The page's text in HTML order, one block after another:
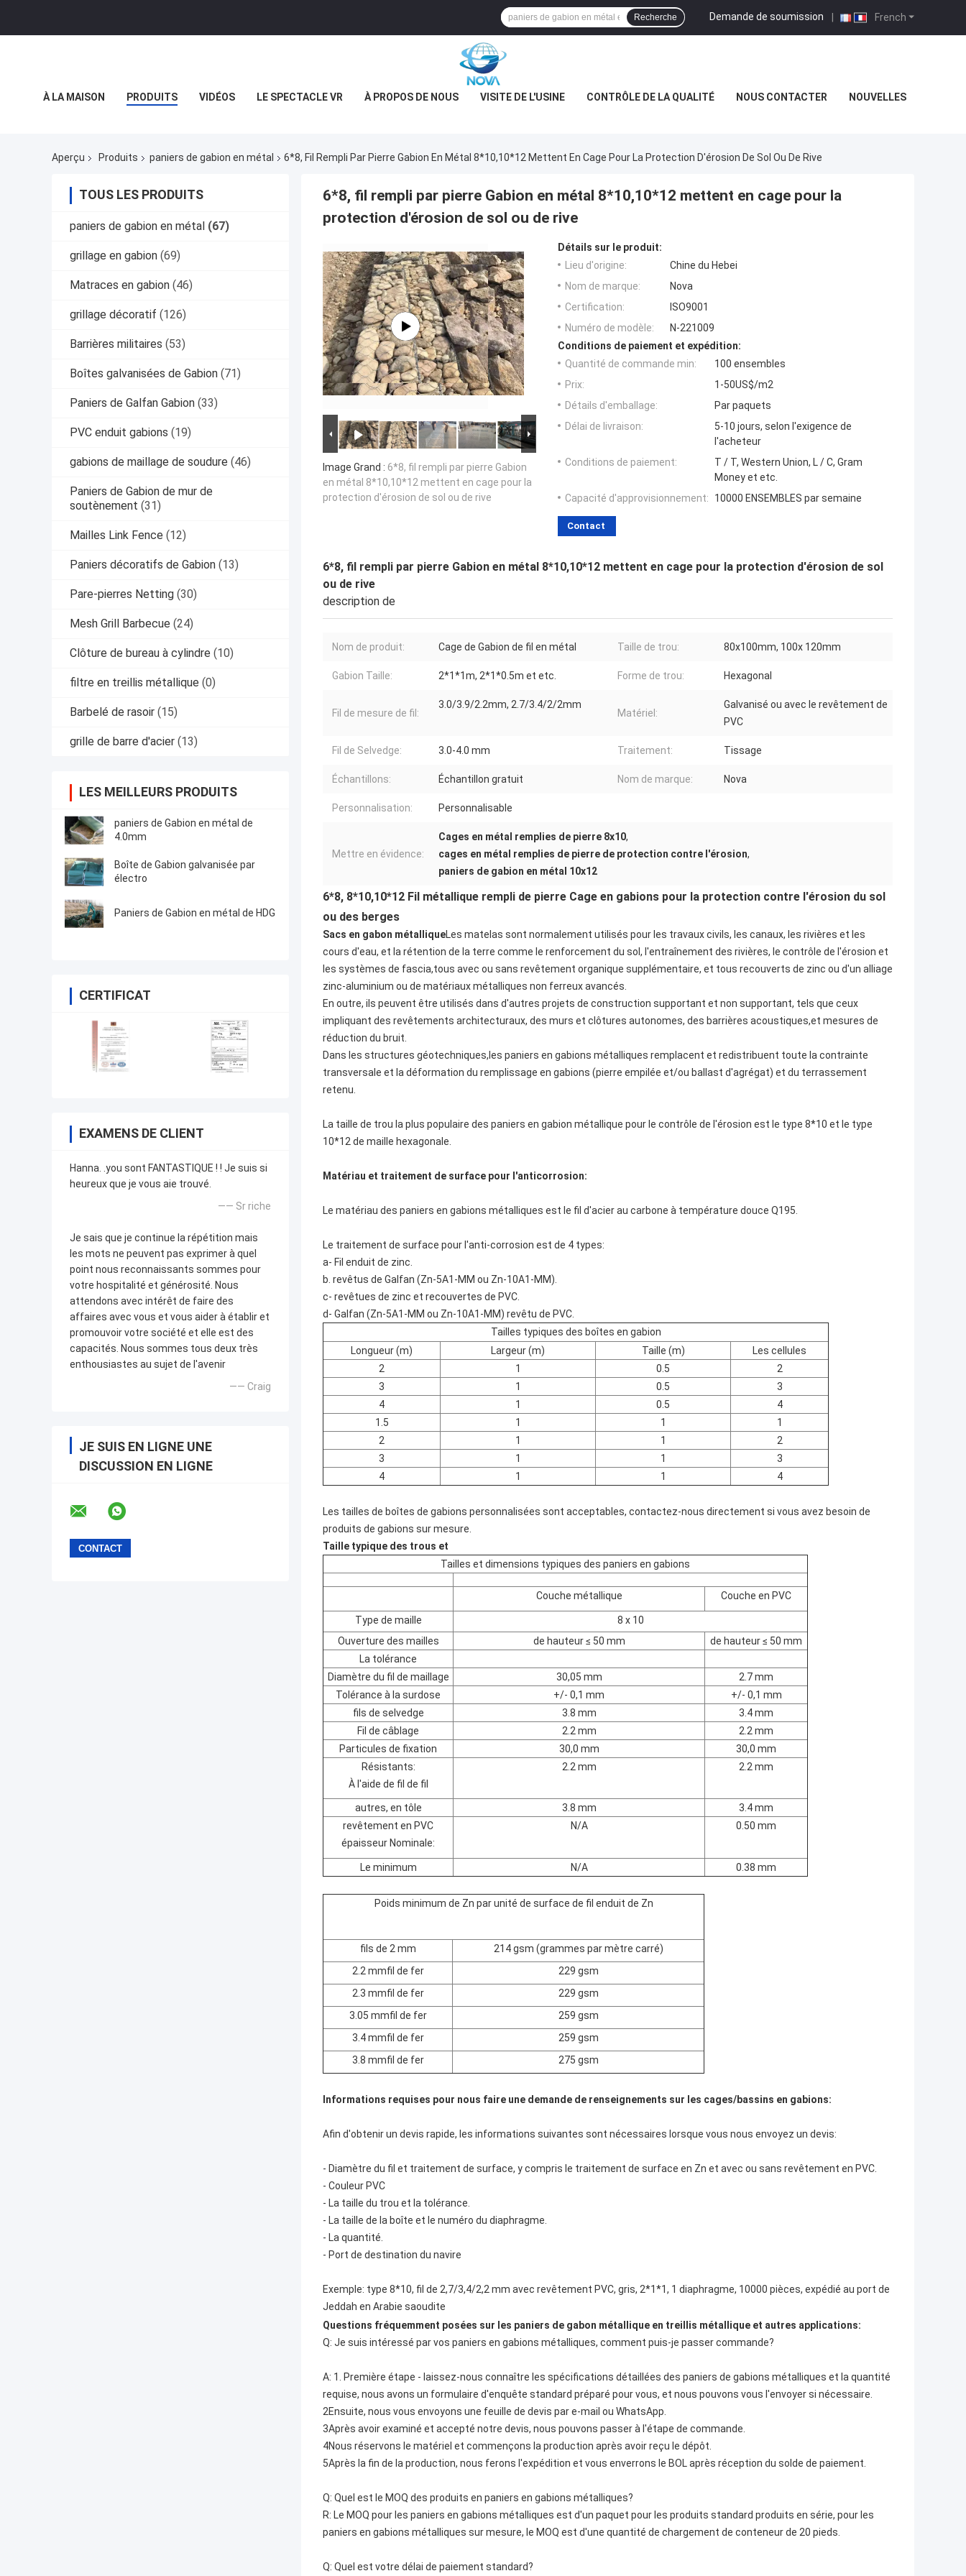
French
Demande de soumission |
Recherche
À LA MAISON PRODUITS VIDÉOS LE SPECTACLE VR À PROPOS DE NOUS VISITE DE L'USINE CONTRÔLE DE LA QUALITÉ NOUS CONTACTER NOUVELLES
Aperçu Produits paniers de gabion en métal 6*8, Fil Rempli Par Pierre Gabion En Métal 8*10,10*12 Mettent En Cage Pour La Protection D'érosion De Sol Ou De Rive
TOUS LES PRODUITS
paniers de gabion en métal (67)
grillage en gabion (69)
Matraces en gabion (46)
grillage décoratif (126)
Barrières militaires (53)
Boîtes galvanisées de Gabion (71)
Paniers de Galfan Gabion (33)
PVC enduit gabions (19)
gabions de maillage de soudure (46)
Paniers de Gabion de mur de
soutènement (31)
Mailles Link Fence (12)
Paniers décoratifs de Gabion (13)
Pare-pierres Netting (30)
Mesh Grill Barbecue (24)
Clôture de bureau à cylindre (10)
filtre en treillis métallique (0)
Barbelé de rasoir (15)
grille de barre d'acier (13)
LES MEILLEURS PRODUITS
paniers de Gabion en métal de
4.0mm
Boîte de Gabion galvanisée par
électro
Paniers de Gabion en métal de HDG
CERTIFICAT
EXAMENS DE CLIENT
Hanna. .you sont FANTASTIQUE ! ! Je suis si
heureux que je vous aie trouvé.
—— Sr riche
Je sais que je continue la répétition mais
les mots ne peuvent pas exprimer à quel
point nous reconnaissants sommes pour
votre hospitalité et générosité. Nous
attendons avec intérêt de faire des
affaires avec vous et vous aider à établir et
promouvoir votre société et elle est des
capacités. Nous sommes tous deux très
enthousiastes au sujet de l'avenir
—— Craig
JE SUIS EN LIGNE UNE
DISCUSSION EN LIGNE
6*8, fil rempli par pierre Gabion en métal 8*10,10*12 mettent en cage pour la
protection d'érosion de sol ou de rive
Image Grand : 6*8, fil rempli par pierre Gabion
en métal 8*10,10*12 mettent en cage pour la
protection d'érosion de sol ou de rive
Détails sur le produit:
Lieu d'origine:
Chine du Hebei
Nom de marque:
Nova
Certification:
ISO9001
Numéro de modèle:
N-221009
Conditions de paiement et expédition:
Quantité de commande min:
100 ensembles
Prix:
1-50US$/m2
Détails d'emballage:
Par paquets
Délai de livraison:
5-10 jours, selon l'exigence de
l'acheteur
Conditions de paiement:
T / T, Western Union, L / C, Gram
Money et etc.
Capacité d'approvisionnement:
10000 ENSEMBLES par semaine
Contact
6*8, fil rempli par pierre Gabion en métal 8*10,10*12 mettent en cage pour la protection d'érosion de sol
ou de rive
description de
Nom de produit: Cage de Gabion de fil en métal Taille de trou: 80x100mm, 100x 120mm
Gabion Taille: 2*1*1m, 2*1*0.5m et etc. Forme de trou: Hexagonal
Fil de mesure de fil:
3.0/3.9/2.2mm, 2.7/3.4/2/2mm
Matériel:
Galvanisé ou avec le revêtement de
PVC
Fil de Selvedge: 3.0-4.0 mm Traitement: Tissage
Échantillons: Échantillon gratuit Nom de marque: Nova
Personnalisation: Personnalisable
Mettre en évidence:
Cages en métal remplies de pierre 8x10,
cages en métal remplies de pierre de protection contre l'érosion,
paniers de gabion en métal 10x12
6*8, 8*10,10*12 Fil métallique rempli de pierre Cage en gabions pour la protection contre l'érosion du sol
ou des berges
Sacs en gabon métalliqueLes matelas sont normalement utilisés pour les travaux civils, les canaux, les rivières et les
cours d'eau, et la rétention de la terre comme le renforcement du sol, l'entraînement des rivières, le contrôle de l'érosion et
les systèmes de fascia,tous avec ou sans revêtement organique supplémentaire, et tous recouverts de zinc ou d'un alliage
zinc-aluminium ou de matériaux métalliques non ferreux avancés.
En outre, ils peuvent être utilisés dans d'autres projets de construction supportant et non supportant, tels que ceux
impliquant des revêtements architecturaux, des murs et clôtures autonomes, des barrières acoustiques,et mesures de
réduction du bruit.
Dans les structures géotechniques,les paniers en gabions métalliques remplacent et redistribuent toute la contrainte
transversale et la déformation du remplissage en gabions (pierre empilée et/ou ballast d'agrégat) et du terrassement
retenu.
La taille de trou la plus populaire des paniers en gabion métallique pour le contrôle de l'érosion est le type 8*10 et le type
10*12 de maille hexagonale.
Matériau et traitement de surface pour l'anticorrosion:
Le matériau des paniers en gabions métalliques est le fil d'acier au carbone à température douce Q195.
Le traitement de surface pour l'anti-corrosion est de 4 types:
a- Fil enduit de zinc.
b. revêtus de Galfan (Zn-5A1-MM ou Zn-10A1-MM).
c- revêtues de zinc et recouvertes de PVC.
d- Galfan (Zn-5A1-MM ou Zn-10A1-MM) revêtu de PVC.
Tailles typiques des boîtes en gabion
Longueur (m)
Largeur (m) Taille (m)
Les cellules
2
1 0.5
2
3
1 0.5
3
4
1 0.5
4
1.5
1 1
1
2
1 1
2
3
1 1
3
4
1 1 4
Les tailles de boîtes de gabions personnalisées sont acceptables, contactez-nous directement si vous avez besoin de
produits de gabions sur mesure.
Taille typique des trous et
Tailles et dimensions typiques des paniers en gabions
Couche métallique Couche en PVC
Type de maille
8 x 10
Ouverture des mailles
de hauteur ≤ 50 mm
de hauteur ≤ 50 mm
La tolérance
Diamètre du fil de maillage
30,05 mm
2.7 mm
Tolérance à la surdose
+/- 0,1 mm
+/- 0,1 mm
fils de selvedge
3.8 mm
3.4 mm
Fil de câblage
2.2 mm
2.2 mm
Particules de fixation
30,0 mm
30,0 mm
Résistants:
À l'aide de fil de fil
2.2 mm 2.2 mm
autres, en tôle 3.8 mm
3.4 mm
revêtement en PVC
épaisseur Nominale:
N/A 0.50 mm
Le minimum N/A 0.38 mm
Poids minimum de Zn par unité de surface de fil enduit de Zn
fils de 2 mm
214 gsm (grammes par mètre carré)
2.2 mmfil de fer
229 gsm
2.3 mmfil de fer
229 gsm
3.05 mmfil de fer
259 gsm
3.4 mmfil de fer
259 gsm
3.8 mmfil de fer 275 gsm
Informations requises pour nous faire une demande de renseignements sur les cages/bassins en gabions:
Afin d'obtenir un devis rapide, les informations suivantes sont nécessaires lorsque vous nous envoyez un devis:
- Diamètre du fil et traitement de surface, y compris le traitement de surface en Zn et avec ou sans revêtement en PVC.
- Couleur PVC
- La taille du trou et la tolérance.
- La taille de la boîte et le numéro du diaphragme.
- La quantité.
- Port de destination du navire
Exemple: type 8*10, fil de 2,7/3,4/2,2 mm avec revêtement PVC, gris, 2*1*1, 1 diaphragme, 10000 pièces, expédié au port de
Jeddah en Arabie saoudite
Questions fréquemment posées sur les paniers de gabon métallique en treillis métallique et autres applications:
Q: Je suis intéressé par vos paniers en gabions métalliques, comment puis-je passer commande?
A: 1. Première étape - laissez-nous connaître les spécifications détaillées des paniers de gabions métalliques et la quantité
requise, nous avons un formulaire d'enquête standard préparé pour vous, et nous pouvons vous l'envoyer si nécessaire.
2Ensuite, nous vous envoyons une feuille de devis par e-mail ou WhatsApp.
3Après avoir examiné et accepté notre devis, nous pouvons passer à l'étape de commande.
4Nous réservons le matériel et commençons la production après avoir reçu le dépôt.
5Après la fin de la production, nous ferons l'expédition et vous enverrons le BOL après réception du solde de paiement.
Q: Quel est le MOQ des produits en paniers en gabions métalliques?
R: Le MOQ pour les paniers en gabions métalliques est d'un paquet pour les produits standard produits en série, pour les
paniers en gabions métalliques sur mesure, le MOQ est d'une quantité de chargement de conteneur de 20 pieds.
Q: Quel est votre délai de paiement standard?